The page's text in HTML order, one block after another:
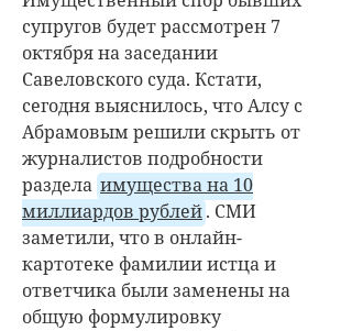
супругов будет рассмотрен 7
октября на заседании
Савеловского суда. Кстати,
сегодня выяснилось, что Алсу с
Абрамовым решили скрыть от
журналистов подробности
раздела имущества на 10
миллиардов рублей. СМИ
заметили, что в онлайн-
картотеке фамилии истца и
ответчика были заменены на
общую формулировку